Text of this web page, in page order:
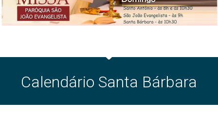
Calendário Santa Bárbara